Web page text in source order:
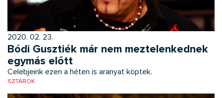
2020. 02. 23.
Bódi Gusztiék már nem meztelenkednek
egymás előtt
Celebjeink ezen a héten is aranyat köptek.
SZTÁROK